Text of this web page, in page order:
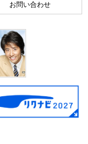
お問い合わせ